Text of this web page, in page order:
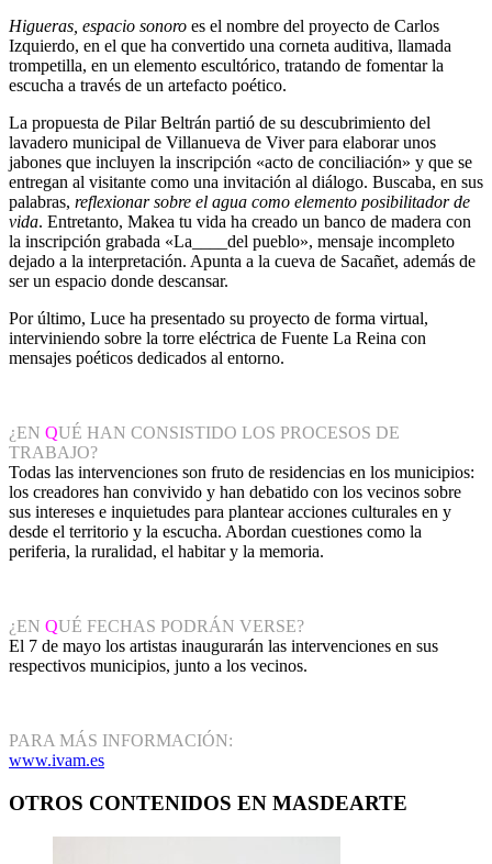
Higueras, espacio sonoro es el nombre del proyecto de Carlos
Izquierdo, en el que ha convertido una corneta auditiva, llamada
trompetilla, en un elemento escultórico, tratando de fomentar la
escucha a través de un artefacto poético.
La propuesta de Pilar Beltrán partió de su descubrimiento del
lavadero municipal de Villanueva de Viver para elaborar unos
jabones que incluyen la inscripción «acto de conciliación» y que se
entregan al visitante como una invitación al diálogo. Buscaba, en sus
palabras, reflexionar sobre el agua como elemento posibilitador de
vida. Entretanto, Makea tu vida ha creado un banco de madera con
la inscripción grabada «La____del pueblo», mensaje incompleto
dejado a la interpretación. Apunta a la cueva de Sacañet, además de
ser un espacio donde descansar.
Por último, Luce ha presentado su proyecto de forma virtual,
interviniendo sobre la torre eléctrica de Fuente La Reina con
mensajes poéticos dedicados al entorno.
¿EN QUÉ HAN CONSISTIDO LOS PROCESOS DE
TRABAJO?
Todas las intervenciones son fruto de residencias en los municipios:
los creadores han convivido y han debatido con los vecinos sobre
sus intereses e inquietudes para plantear acciones culturales en y
desde el territorio y la escucha. Abordan cuestiones como la
periferia, la ruralidad, el habitar y la memoria.
¿EN QUÉ FECHAS PODRÁN VERSE?
El 7 de mayo los artistas inaugurarán las intervenciones en sus
respectivos municipios, junto a los vecinos.
PARA MÁS INFORMACIÓN:
www.ivam.es
OTROS CONTENIDOS EN MASDEARTE